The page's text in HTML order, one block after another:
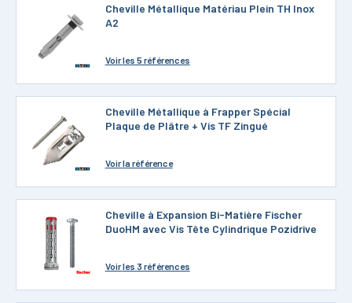
Cheville Métallique Matériau Plein TH Inox
A2
Voirles 5 références
Cheville Métallique à Frapper Spécial
Plaque de Plâtre + Vis TF Zingué
Voirla référence
Cheville à Expansion Bi-Matière Fischer
DuoHM avec Vis Tête Cylindrique Pozidrive
Voirles 3 références